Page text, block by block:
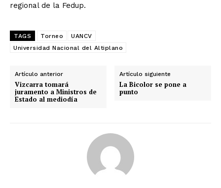
regional de la Fedup.
TAGS Torneo
UANCV
Universidad Nacional del Altiplano
Artículo anterior
Vizcarra tomará
juramento a Ministros de
Estado al mediodía
Artículo siguiente
La Bicolor se pone a
punto